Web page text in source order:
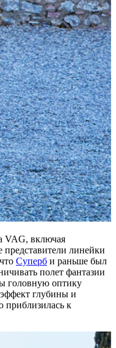
VAG, включая
линейки
Суперб и раньше был
полет фантазии
головную оптику
глубины и
приблизилась к